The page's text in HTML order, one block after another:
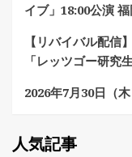
イブ」18:00公演
【リバイバル配信
「レッツゴー研究
2026年7月30日（
人気記事